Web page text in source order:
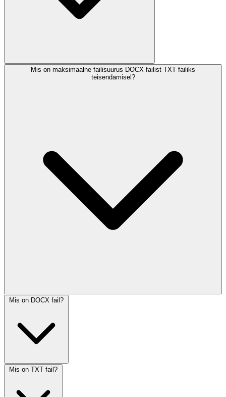
Mis on maksimaalne failisuurus DOCX failist TXT failiks
teisendamisel?
Mis on DOCX fail?
Mis on TXT fail?